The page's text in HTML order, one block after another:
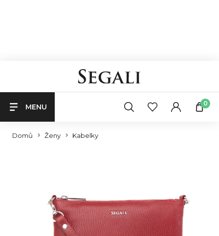
MENU 0
Domů Ženy Kabelky